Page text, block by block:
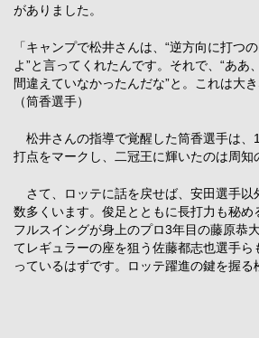
がありました。
「キャンプで松井さんは、“逆方向に打つ
よ”と言ってくれたんです。それで、“ああ
間違えていなかったんだな”と。これは大
（筒香選手）
松井さんの指導で覚醒した筒香選手は、
打点をマークし、二冠王に輝いたのは周知
さて、ロッテに話を戻せば、安田選手以
数多くいます。俊足とともに長打力も秘め
フルスイングが身上のプロ3年目の藤原恭
てレギュラーの座を狙う佐藤都志也選手ら
っているはずです。ロッテ躍進の鍵を握る